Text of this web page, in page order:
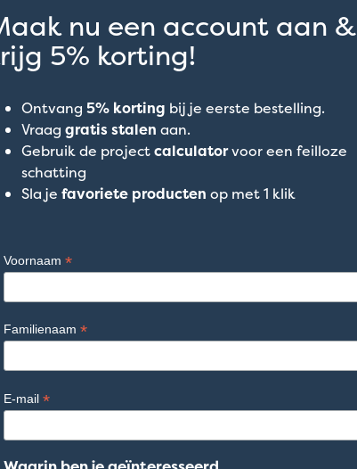
nu een account aan &
5% korting!
Ontvang 5% korting bij je eerste bestelling.
Vraag gratis stalen aan.
Gebruik de projectcalculatorvoor een feilloze
schatting
Sla je favoriete producten op met 1 klik
Voornaam *
Familienaam *
E-mail *